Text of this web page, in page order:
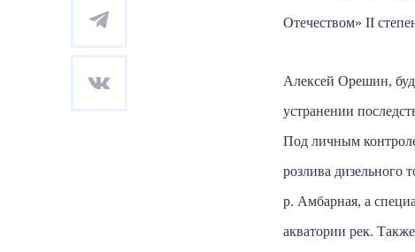
Отечеством» II
Алексей Орешин,
устранении
Под личным
розлива дизельного
р. Амбарная, а
акватории рек.